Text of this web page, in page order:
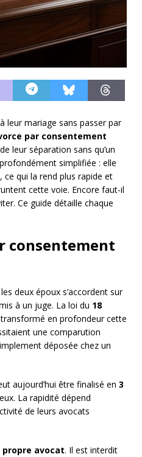
leur mariage sans passer par
par consentement
leur séparation sans qu’un
simplifiée : elle
qui la rend plus rapide et
cette voie. Encore faut-il
Ce guide détaille chaque
consentement
deux époux s’accordent sur
à un juge. La loi du 18
en profondeur cette
une comparution
déposée chez un
aujourd’hui être finalisé en 3
La rapidité dépend
de leurs avocats
propre avocat. Il est interdit